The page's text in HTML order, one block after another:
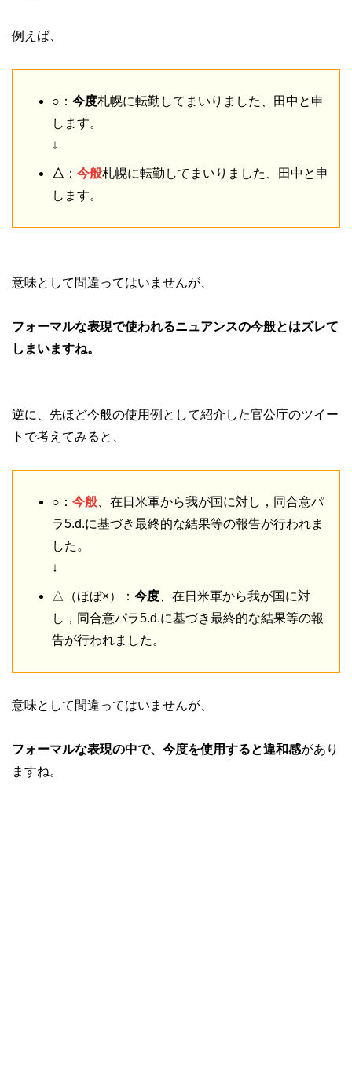
例えば、
○： 今度札幌に転勤してまいりました、田中と申
します。
↓
△ ： 今般札幌に転勤してまいりました、田中と申
します。
意味として間違ってはいませんが、
フォーマルな表現で使われるニュアンスの今般とはズレて
しまいますね。
逆に、先ほど今般の使用例として紹介した官公庁のツイー
トで考えてみると、
○： 今般 、在日米軍から我が国に対し，同合意パ
ラ5.d.に基づき最終的な結果等の報告が行われま
した。
↓
△（ほぼ×）： 今度 、在日米軍から我が国に対
し，同合意パラ5.d.に基づき最終的な結果等の報
告が行われました。
意味として間違ってはいませんが、
フォーマルな表現の中で、今度を使用すると違和感があり
ますね。